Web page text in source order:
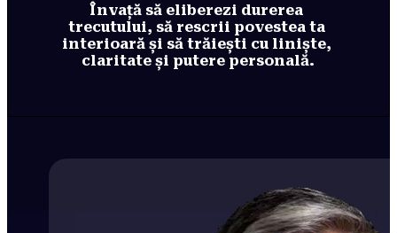
Învață să eliberezi durerea
trecutului, să rescrii povestea ta
interioară și să trăiești cu liniște,
claritate și putere personală.